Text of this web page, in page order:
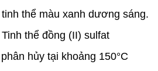
thể màu xanh dương sáng.
thể đồng (II) sulfat
hủy tại khoảng 150°C